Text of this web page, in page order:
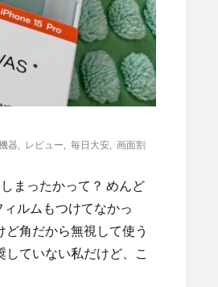
器 レビュー 毎日大安
画面割
まったかって？ めんど
ルムもつけてなかっ
角だから無視して使う
ていない私だけど、こ